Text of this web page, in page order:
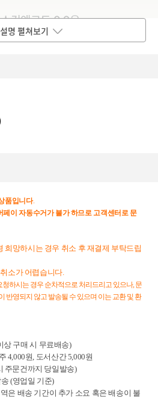
명 펼쳐보기
품입니다.
페이 자동수거가 불가하므로고객센터로문
희망하시는 경우 취소 후 재결제 부탁드립
소가 어렵습니다.
하시는 경우 순차적으로 처리드리고 있으나, 문
반영되지 않고 발송될 수 있으며 이는 교환 및 환
상 구매 시 무료배송)
4,000원, 도서산간 5,000원
주문건까지 당일발송)
(영업일 기준)
은 배송 기간이 추가 소요 혹은 배송이 불